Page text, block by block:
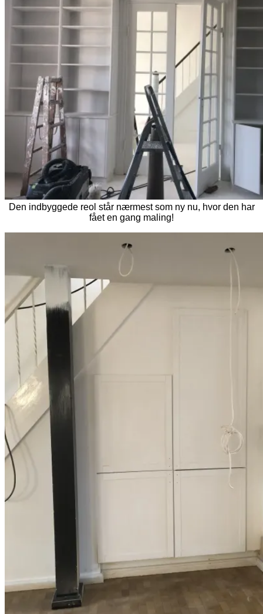
Den indbyggede reol står nærmest som ny nu, hvor den har
fået en gang maling!